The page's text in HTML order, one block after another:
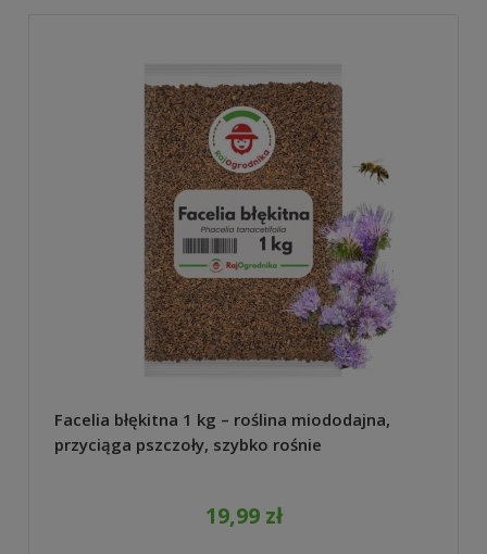
Facelia błękitna 1 kg – roślina miododajna,
przyciąga pszczoły, szybko rośnie
19,99 zł